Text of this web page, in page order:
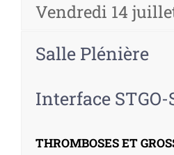
Vendredi 14
Salle Plénière
Interface STGO-
THROMBOSES ET